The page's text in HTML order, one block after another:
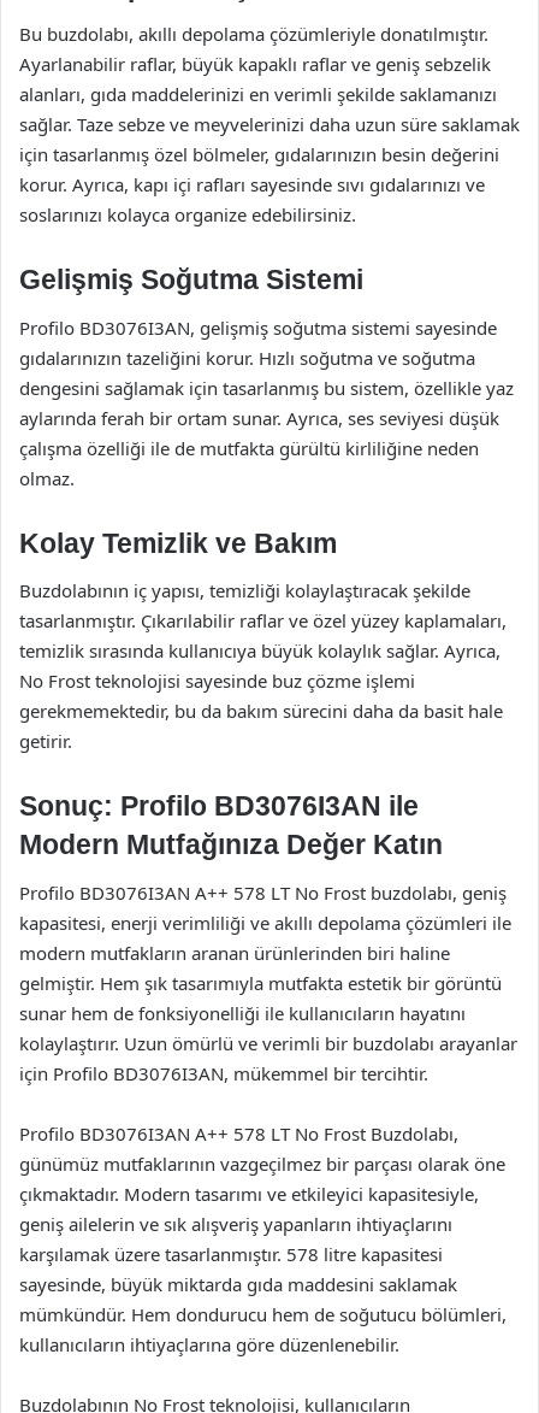
Bu buzdolabı, akıllı depolama çözümleriyle donatılmıştır.
Ayarlanabilir raflar, büyük kapaklı raflar ve geniş sebzelik
alanları, gıda maddelerinizi en verimli şekilde saklamanızı
sağlar. Taze sebze ve meyvelerinizi daha uzun süre saklamak
için tasarlanmış özel bölmeler, gıdalarınızın besin değerini
korur. Ayrıca, kapı içi rafları sayesinde sıvı gıdalarınızı ve
soslarınızı kolayca organize edebilirsiniz.
Gelişmiş Soğutma Sistemi
Profilo BD3076I3AN, gelişmiş soğutma sistemi sayesinde
gıdalarınızın tazeliğini korur. Hızlı soğutma ve soğutma
dengesini sağlamak için tasarlanmış bu sistem, özellikle yaz
aylarında ferah bir ortam sunar. Ayrıca, ses seviyesi düşük
çalışma özelliği ile de mutfakta gürültü kirliliğine neden
olmaz.
Kolay Temizlik ve Bakım
Buzdolabının iç yapısı, temizliği kolaylaştıracak şekilde
tasarlanmıştır. Çıkarılabilir raflar ve özel yüzey kaplamaları,
temizlik sırasında kullanıcıya büyük kolaylık sağlar. Ayrıca,
No Frost teknolojisi sayesinde buz çözme işlemi
gerekmemektedir, bu da bakım sürecini daha da basit hale
getirir.
Sonuç: Profilo BD3076I3AN ile
Modern Mutfağınıza Değer Katın
Profilo BD3076I3AN A++ 578 LT No Frost buzdolabı, geniş
kapasitesi, enerji verimliliği ve akıllı depolama çözümleri ile
modern mutfakların aranan ürünlerinden biri haline
gelmiştir. Hem şık tasarımıyla mutfakta estetik bir görüntü
sunar hem de fonksiyonelliği ile kullanıcıların hayatını
kolaylaştırır. Uzun ömürlü ve verimli bir buzdolabı arayanlar
için Profilo BD3076I3AN, mükemmel bir tercihtir.
Profilo BD3076I3AN A++ 578 LT No Frost Buzdolabı,
günümüz mutfaklarının vazgeçilmez bir parçası olarak öne
çıkmaktadır. Modern tasarımı ve etkileyici kapasitesiyle,
geniş ailelerin ve sık alışveriş yapanların ihtiyaçlarını
karşılamak üzere tasarlanmıştır. 578 litre kapasitesi
sayesinde, büyük miktarda gıda maddesini saklamak
mümkündür. Hem dondurucu hem de soğutucu bölümleri,
kullanıcıların ihtiyaçlarına göre düzenlenebilir.
Buzdolabının No Frost teknolojisi, kullanıcıların